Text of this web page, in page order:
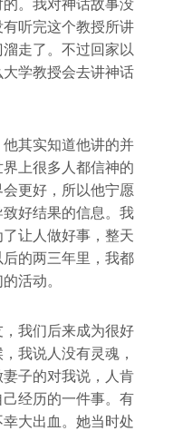
。我对神话故事没
听完这个教授所讲
走了。不过回家以
学教授会去讲神话
其实知道他讲的并
上很多人都信神的
更好，所以他宁愿
好结果的信息。我
让人做好事，整天
的两三年里，我都
活动。
我们后来成为很好
我说人没有灵魂，
子的对我说，人肯
经历的一件事。有
大出血。她当时处